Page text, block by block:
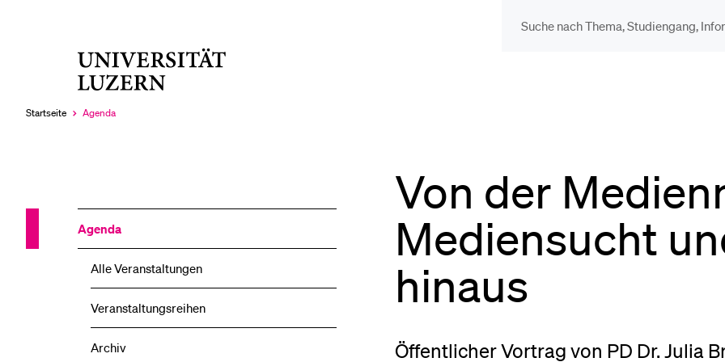
Startseite
Aktuell
Agenda
Agenda
Alle Veranstaltungen
Veranstaltungsreihen
Archiv
Von der
Mediensucht
hinaus
Öffentlicher Vortrag von PD Dr. Julia
LETZTE SUCHEN
Studien­interessierte
Studierende